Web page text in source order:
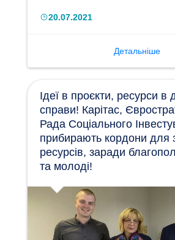
20.07.2021
Детальніше
Ідеї в проєкти, ресурси в
справи! Карітас,
Рада Соціального
прибирають кордони для
ресурсів, заради
та молоді!